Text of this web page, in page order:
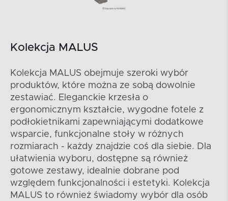
Kolekcja MALUS
Kolekcja MALUS obejmuje szeroki wybór
produktów, które można ze sobą dowolnie
zestawiać. Eleganckie krzesła o
ergonomicznym kształcie, wygodne fotele z
podłokietnikami zapewniającymi dodatkowe
wsparcie, funkcjonalne stoły w różnych
rozmiarach - każdy znajdzie coś dla siebie. Dla
ułatwienia wyboru, dostępne są również
gotowe zestawy, idealnie dobrane pod
względem funkcjonalności i estetyki. Kolekcja
MALUS to również świadomy wybór dla osób